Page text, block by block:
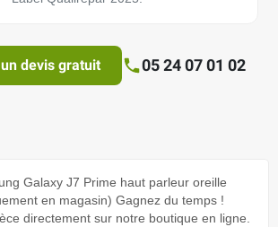
devis gratuit 05 24 07 01 02
Galaxy J7 Prime haut parleur oreille
en magasin) Gagnez du temps !
directement sur notre boutique en ligne.